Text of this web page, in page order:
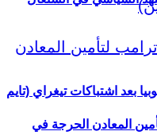
بعد اشتباكات تيغراي (تايم
المعادن الحرجة في